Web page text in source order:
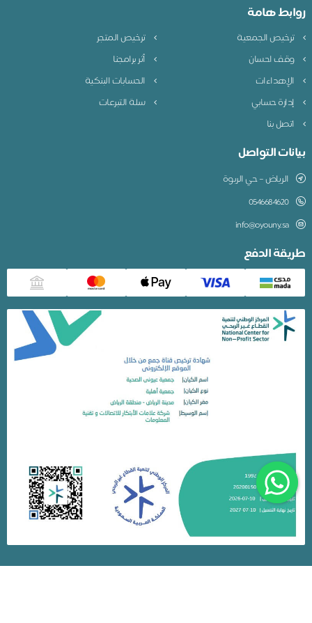
روابط هامة
ترخيص الجمعية
ترخيص المتجر
وقف احسان
أثر برامجنا
الإهداءات
الحسابات البنكية
إدارة حسابي
سلة التبرعات
اتصل بنا
بيانات التواصل
الرياض – حي الربوة
0546684620
info@oyouny.sa
طريقة الدفع